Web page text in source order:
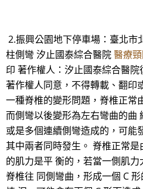
2.振興公園地下停車場：臺北市
柱側彎 汐止國泰綜合醫院醫療
印 著作權人：汐止國泰綜合醫
著作權人同意，不得轉載、翻印
一種脊椎的變形問題，脊椎正常
而側彎以後變形為左右彎曲的曲
或是多個連續側彎造成的，可能
其中兩者同時發生。 脊椎正常
的肌力是平 衡的，若當一側肌
脊椎往 同側彎曲，形成一個 C